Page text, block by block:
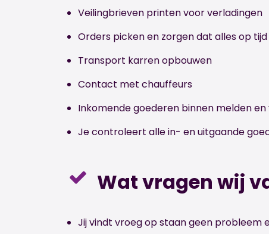
Veilingbrieven printen voor verladingen
Orders picken en zorgen dat alles op
Transport karren opbouwen
Contact met chauffeurs
Inkomende goederen binnen melden
Je controleert alle in- en uitgaande
Wat vragen wij
Jij vindt vroeg op staan geen probleem